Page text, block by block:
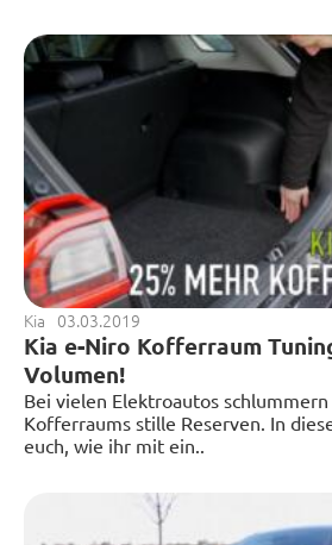
Kia 03.03.2019
Kia e-Niro Kofferraum
Volumen!
Bei vielen Elektroautos
Kofferraums stille Reserven. In
euch, wie ihr mit ein..